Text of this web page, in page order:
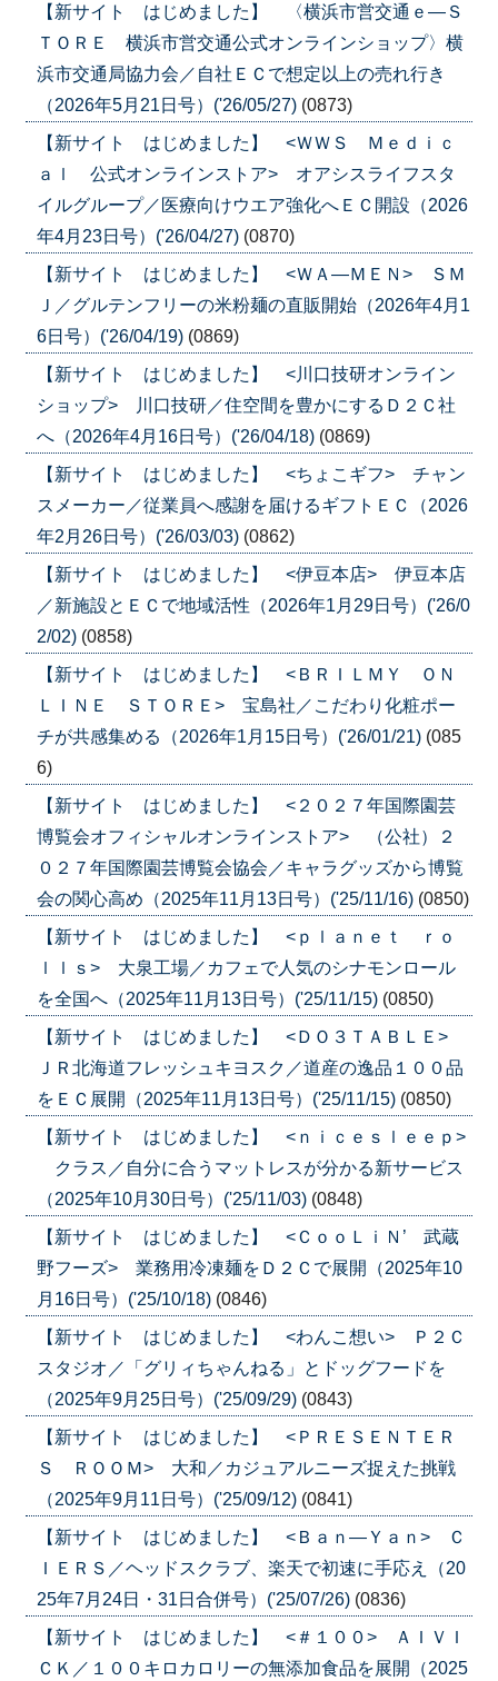
【新サイト はじめました】 〈横浜市営交通ｅ―Ｓ
ＴＯＲＥ 横浜市営交通公式オンラインショップ〉横
浜市交通局協力会／自社ＥＣで想定以上の売れ行き
（2026年5月21日号）('26/05/27) (0873)
【新サイト はじめました】 <ＷＷＳ Ｍｅｄｉｃ
ａｌ 公式オンラインストア> オアシスライフスタ
イルグループ／医療向けウエア強化へＥＣ開設（2026
年4月23日号）('26/04/27) (0870)
【新サイト はじめました】 <ＷＡ―ＭＥＮ> ＳＭ
Ｊ／グルテンフリーの米粉麺の直販開始（2026年4月1
6日号）('26/04/19) (0869)
【新サイト はじめました】 <川口技研オンライン
ショップ> 川口技研／住空間を豊かにするＤ２Ｃ社
へ（2026年4月16日号）('26/04/18) (0869)
【新サイト はじめました】 <ちょこギフ> チャン
スメーカー／従業員へ感謝を届けるギフトＥＣ（2026
年2月26日号）('26/03/03) (0862)
【新サイト はじめました】 <伊豆本店> 伊豆本店
／新施設とＥＣで地域活性（2026年1月29日号）('26/0
2/02) (0858)
【新サイト はじめました】 <ＢＲＩＬＭＹ ＯＮ
ＬＩＮＥ ＳＴＯＲＥ> 宝島社／こだわり化粧ポー
チが共感集める（2026年1月15日号）('26/01/21) (085
6)
【新サイト はじめました】 <２０２７年国際園芸
博覧会オフィシャルオンラインストア> （公社）２
０２７年国際園芸博覧会協会／キャラグッズから博覧
会の関心高め（2025年11月13日号）('25/11/16) (0850)
【新サイト はじめました】 <ｐｌａｎｅｔ ｒｏ
ｌｌｓ> 大泉工場／カフェで人気のシナモンロール
を全国へ（2025年11月13日号）('25/11/15) (0850)
【新サイト はじめました】 <ＤＯ３ＴＡＢＬＥ>
ＪＲ北海道フレッシュキヨスク／道産の逸品１００品
をＥＣ展開（2025年11月13日号）('25/11/15) (0850)
【新サイト はじめました】 <ｎｉｃｅｓｌｅｅｐ>
クラス／自分に合うマットレスが分かる新サービス
（2025年10月30日号）('25/11/03) (0848)
【新サイト はじめました】 <ＣｏｏＬｉＮ’ 武蔵
野フーズ> 業務用冷凍麺をＤ２Ｃで展開（2025年10
月16日号）('25/10/18) (0846)
【新サイト はじめました】 <わんこ想い> Ｐ２Ｃ
スタジオ／「グリィちゃんねる」とドッグフードを
（2025年9月25日号）('25/09/29) (0843)
【新サイト はじめました】 <ＰＲＥＳＥＮＴＥＲ
Ｓ ＲＯＯＭ> 大和／カジュアルニーズ捉えた挑戦
（2025年9月11日号）('25/09/12) (0841)
【新サイト はじめました】 <Ｂａｎ―Ｙａｎ> Ｃ
ＩＥＲＳ／ヘッドスクラブ、楽天で初速に手応え（20
25年7月24日・31日合併号）('25/07/26) (0836)
【新サイト はじめました】 <＃１００> ＡＩＶＩ
ＣＫ／１００キロカロリーの無添加食品を展開（2025